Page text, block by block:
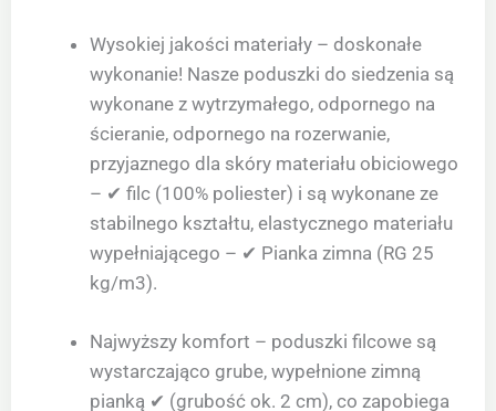
Wysokiej jakości materiały – doskonałe
wykonanie! Nasze poduszki do siedzenia są
wykonane z wytrzymałego, odpornego na
ścieranie, odpornego na rozerwanie,
przyjaznego dla skóry materiału obiciowego
– ✔ filc (100% poliester) i są wykonane ze
stabilnego kształtu, elastycznego materiału
wypełniającego – ✔ Pianka zimna (RG 25
kg/m3).
Najwyższy komfort – poduszki filcowe są
wystarczająco grube, wypełnione zimną
pianką ✔ (grubość ok. 2 cm), co zapobiega